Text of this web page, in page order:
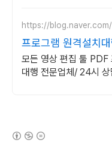
https://blog.naver.com/
프로그램 원격설치
원격설치대행 전문
모든 영상 편집 툴 PDF
대행 전문업체/ 24시